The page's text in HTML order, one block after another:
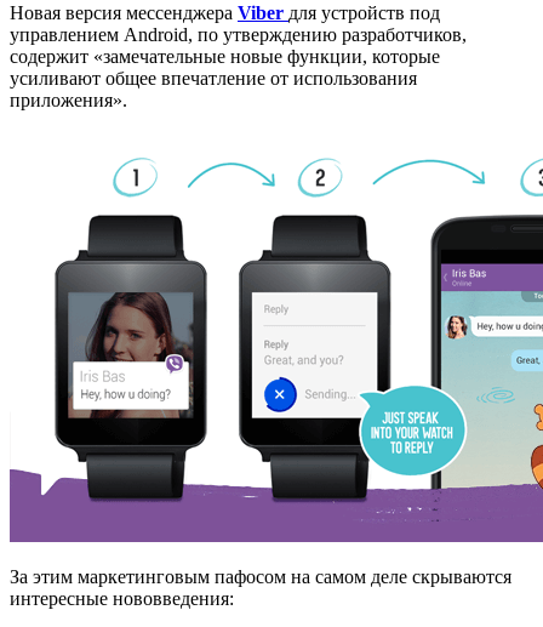
Новая версия мессенджера Viber для устройств под
управлением Android, по утверждению разработчиков,
содержит «замечательные новые функции, которые
усиливают общее впечатление от использования
приложения».
За этим маркетинговым пафосом на самом деле скрываются
интересные нововведения: